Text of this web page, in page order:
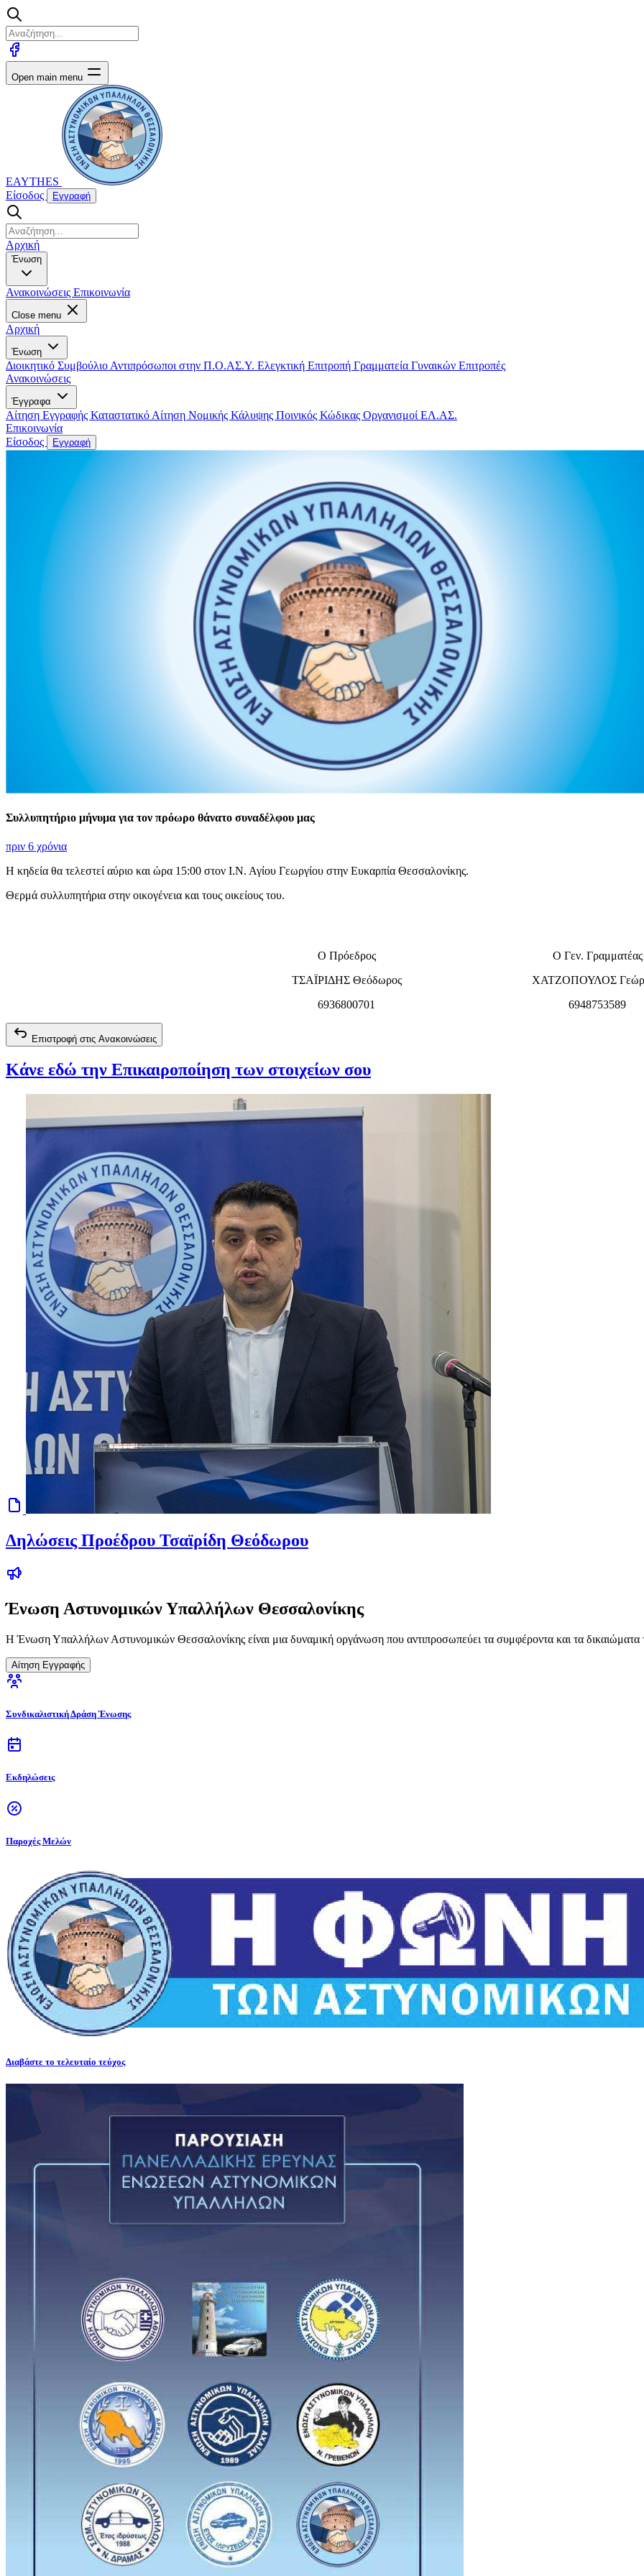
Open main menu
EAYTHES
Είσοδος
Εγγραφή
Αρχική
Ένωση
Ανακοινώσεις Επικοινωνία
Close menu
Αρχική
Ένωση
Διοικητικό Συμβούλιο Αντιπρόσωποι στην Π.Ο.ΑΣ.Υ. Ελεγκτική Επιτροπή Γραμματεία Γυναικών Επιτροπές
Ανακοινώσεις
Έγγραφα
Αίτηση Εγγραφής Καταστατικό Αίτηση Νομικής Κάλυψης Ποινικός Κώδικας Οργανισμοί ΕΛ.ΑΣ.
Επικοινωνία
Είσοδος
Εγγραφή
Συλλυπητήριο μήνυμα για τον πρόωρο θάνατο συναδέλφου μας
πριν 6 χρόνια
Η κηδεία θα τελεστεί αύριο και ώρα 15:00 στον Ι.Ν. Αγίου Γεωργίου στην Ευκαρπία Θεσσαλονίκης.
Θερμά συλλυπητήρια στην οικογένεια και τους οικείους του.
Ο Πρόεδρος
ΤΣΑΪΡΙΔΗΣ Θεόδωρος
6936800701
Ο Γεν. Γραμματέας
ΧΑΤΖΟΠΟΥΛΟΣ
6948753589
Επιστροφή στις Ανακοινώσεις
Κάνε εδώ την Επικαιροποίηση των στοιχείων σου
Δηλώσεις Προέδρου Τσαϊρίδη Θεόδωρου
Ένωση Αστυνομικών Υπαλλήλων Θεσσαλονίκης
Η Ένωση Υπαλλήλων Αστυνομικών Θεσσαλονίκης είναι μια δυναμική οργάνωση που αντιπροσωπεύει τα συμφέροντα και τα
Αίτηση Εγγραφής
Συνδικαλιστική Δράση Ένωσης
Εκδηλώσεις
Παροχές Μελών
Διαβάστε το τελευταίο τεύχος